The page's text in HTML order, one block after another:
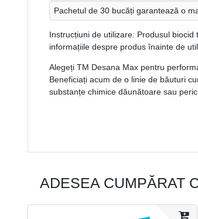
Pachetul de 30 bucăți garantează o
Instrucțiuni de utilizare: Produsul
informațiile despre produs înainte de
Alegeți TM Desana Max pentru
Beneficiați acum de o linie de băuturi
substanțe chimice dăunătoare sau
ADESEA CUMPĂRAT